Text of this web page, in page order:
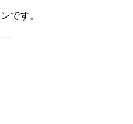
です。